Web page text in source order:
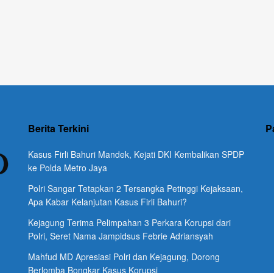
Berita Terkini
Kasus Firli Bahuri Mandek, Kejati DKI Kembalikan SPDP
ke Polda Metro Jaya
Polri Sangar Tetapkan 2 Tersangka Petinggi Kejaksaan,
Apa Kabar Kelanjutan Kasus Firli Bahuri?
Kejagung Terima Pelimpahan 3 Perkara Korupsi dari
Polri, Seret Nama Jampidsus Febrie Adriansyah
Mahfud MD Apresiasi Polri dan Kejagung, Dorong